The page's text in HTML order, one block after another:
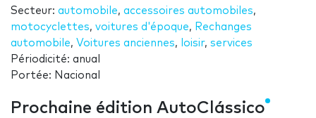
Secteur: automobile, accessoires automobiles,
motocyclettes, voitures d'époque, Rechanges
automobile, Voitures anciennes, loisir, services
Périodicité: anual
Portée: Nacional
Prochaine édition AutoClássico